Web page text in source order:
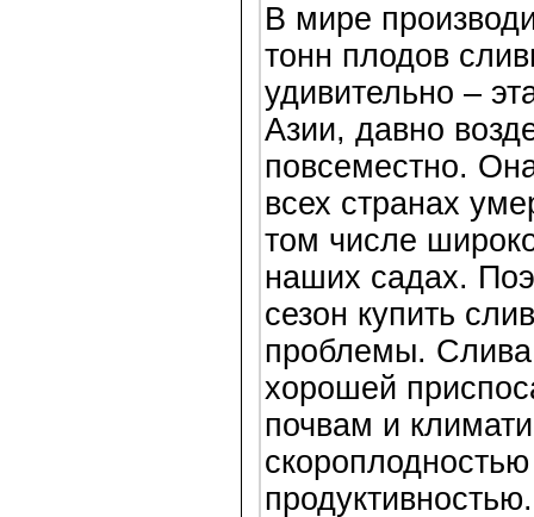
В мире
тонн плодов
удивительно –
Азии, давно
повсеместно.
всех странах
том числе
наших садах.
сезон купить
проблемы. Слива
хорошей
почвам и